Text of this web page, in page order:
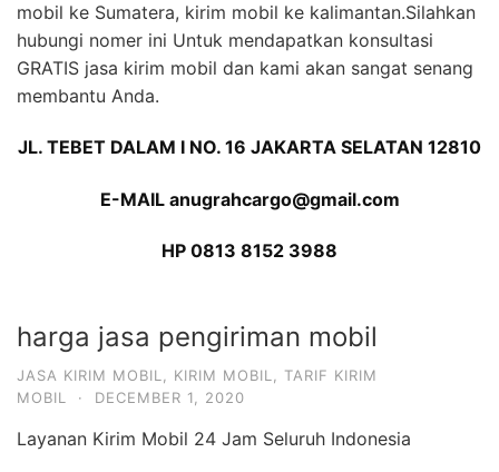
mobil ke Sumatera, kirim mobil ke kalimantan.Silahkan
hubungi nomer ini Untuk mendapatkan konsultasi
GRATIS jasa kirim mobil dan kami akan sangat senang
membantu Anda.
JL. TEBET DALAM I NO. 16 JAKARTA SELATAN 12810
E-MAIL anugrahcargo@gmail.com
HP 0813 8152 3988
harga jasa pengiriman mobil
JASA KIRIM MOBIL KIRIM MOBIL
TARIF KIRIM
MOBIL
· DECEMBER 1, 2020
Layanan Kirim Mobil 24 Jam Seluruh Indonesia